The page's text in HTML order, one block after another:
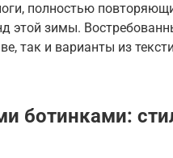
полностью
этой зимы.
так и варианты из
ботинками: